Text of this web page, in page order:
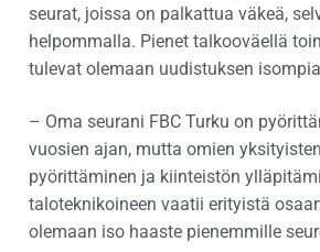
seurat, joissa on palkattua väkeä,
helpommalla. Pienet talkooväellä
tulevat olemaan uudistuksen
– Oma seurani FBC Turku on
vuosien ajan, mutta omien
pyörittäminen ja kiinteistön
taloteknikoineen vaatii erityistä
olemaan iso haaste pienemmille